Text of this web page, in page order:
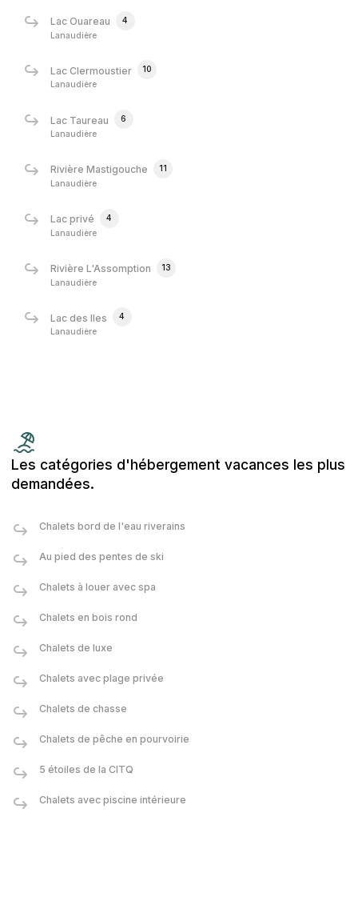
Lac Ouareau
4
Lanaudière
Lac Clermoustier
10
Lanaudière
Lac Taureau
6
Lanaudière
Rivière Mastigouche
11
Lanaudière
Lac privé
4
Lanaudière
Rivière L'Assomption
13
Lanaudière
Lac des Iles
4
Lanaudière
Les catégories d'hébergement vacances les plus
demandées.
Chalets bord de l'eau riverains
Au pied des pentes de ski
Chalets à louer avec spa
Chalets en bois rond
Chalets de luxe
Chalets avec plage privée
Chalets de chasse
Chalets de pêche en pourvoirie
5 étoiles de la CITQ
Chalets avec piscine intérieure